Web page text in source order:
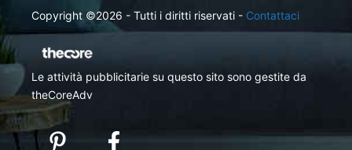
Copyright ©2026 - Tutti i diritti riservati - Contattaci
Le attività pubblicitarie su questo sito sono gestite da
theCoreAdv